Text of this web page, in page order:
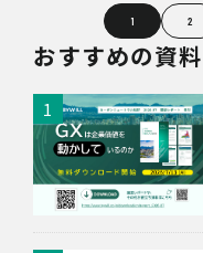
1 2
おすすめの資料